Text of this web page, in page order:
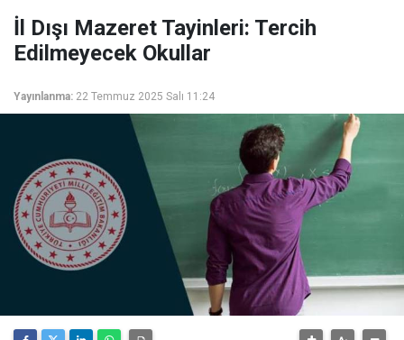
İl Dışı Mazeret Tayinleri: Tercih
Edilmeyecek Okullar
Yayınlanma: 22 Temmuz 2025 Salı 11:24